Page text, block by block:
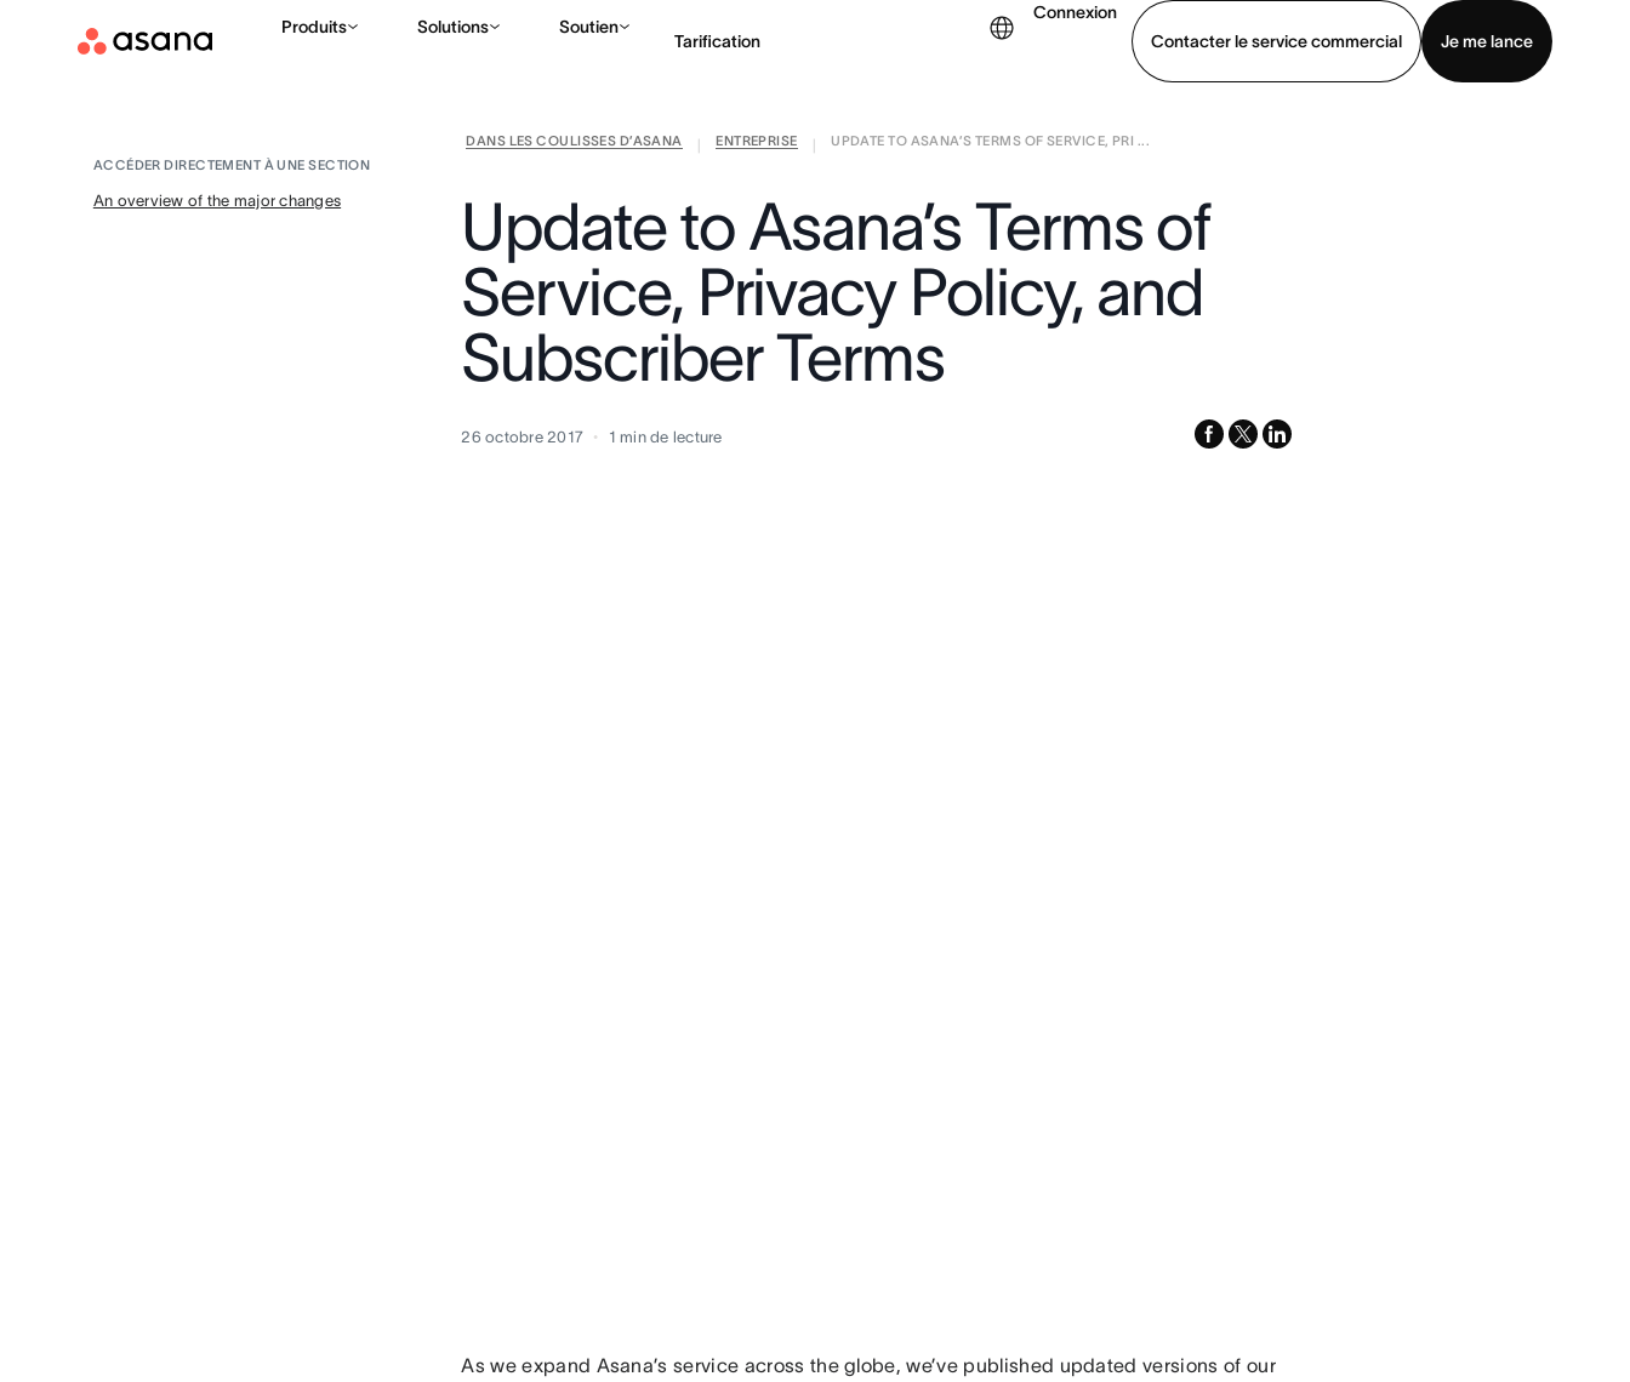
Produits Solutions Soutien
Tarification
Connexion
Contacter le service commercial
Je me lance
Contacter le service commercial
DANS LES COULISSES D’ASANA ENTREPRISE
UPDATE TO ASANA’S TERMS OF SERVICE, PRI ...
ACCÉDER DIRECTEMENT À UNE SECTION
An overview of the major changes
Update to Asana’s Terms of
Service, Privacy Policy, and
Subscriber Terms
26 octobre 2017 1 min de lecture facebook
x-
linkedin
As we expand Asana’s service across the globe, we’ve published updated versions of our